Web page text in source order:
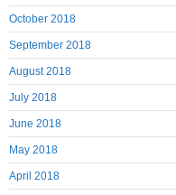
October 2018
September 2018
August 2018
July 2018
June 2018
May 2018
April 2018